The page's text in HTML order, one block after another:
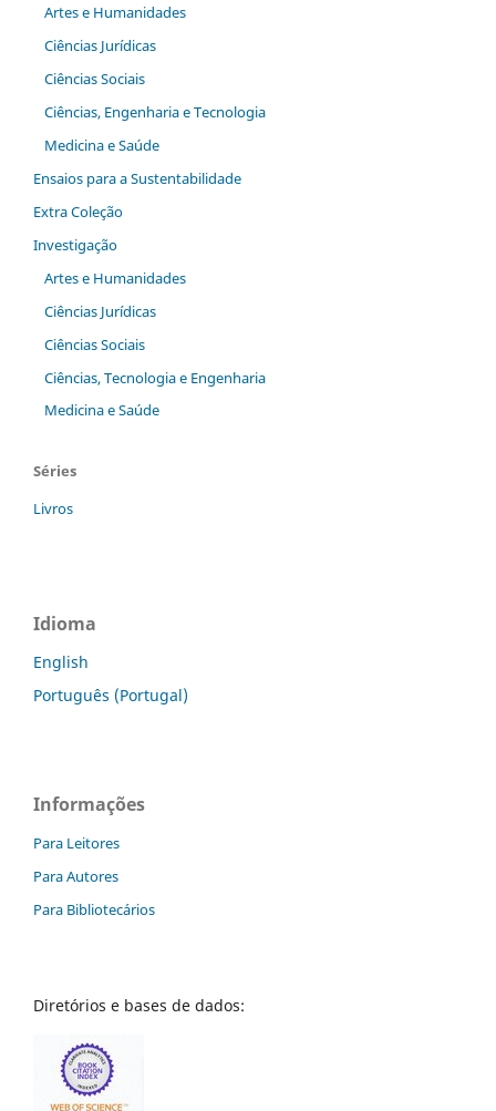
Artes e Humanidades
Ciências Jurídicas
Ciências Sociais
Ciências, Engenharia e Tecnologia
Medicina e Saúde
Ensaios para a Sustentabilidade
Extra Coleção
Investigação
Artes e Humanidades
Ciências Jurídicas
Ciências Sociais
Ciências, Tecnologia e Engenharia
Medicina e Saúde
Séries
Livros
Idioma
English
Português (Portugal)
Informações
Para Leitores
Para Autores
Para Bibliotecários
Diretórios e bases de dados: